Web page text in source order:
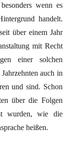
wenn es
handelt.
über einem Jahr
mit Recht
einer solchen
auch in
und sind. Schon
über die Folgen
wurden, wie die
heißen.